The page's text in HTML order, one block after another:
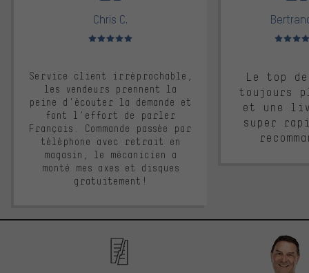
Chris C.
Note moyenne : 5 sur 5
Service client irréprochable,
les vendeurs prennent la
peine d'écouter la demande et
font l'effort de parler
Français. Commande passée par
téléphone avec retrait en
magasin, le mécanicien a
monté mes axes et disques
gratuitement!
Note
Le top
toujours
et une
super